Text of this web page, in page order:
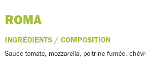
ROMA
INGRÉDIENTS / COMPOSITION
Sauce tomate, mozzarella, poitrine fumée,